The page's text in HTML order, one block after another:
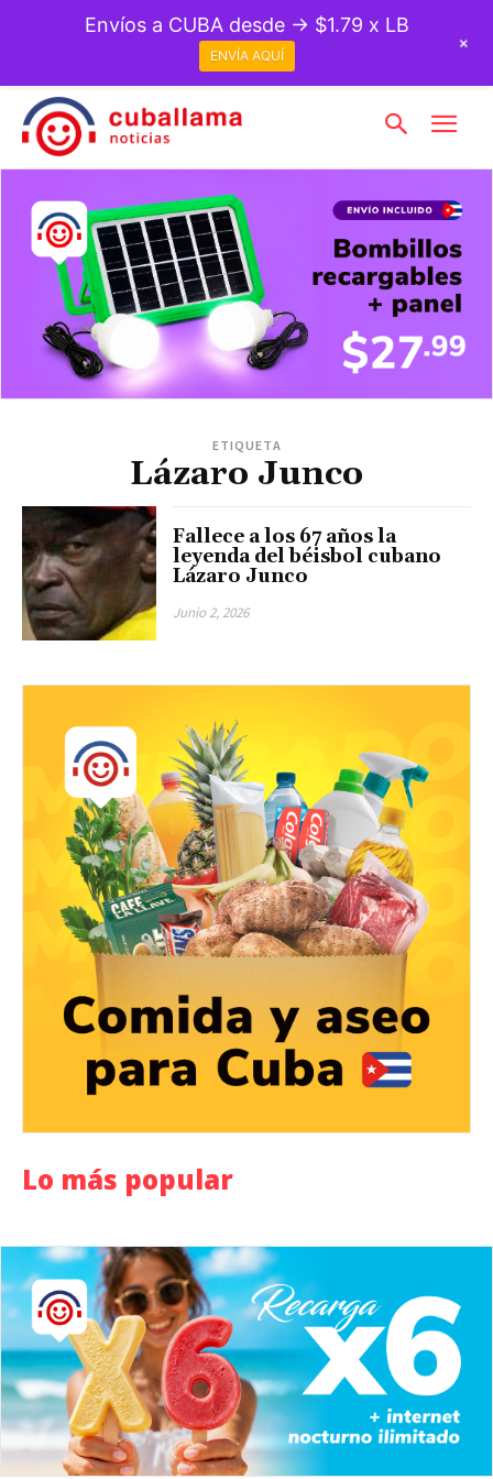
ETIQUETA
Lázaro Junco
Fallece a los 67 años la
leyenda del béisbol cubano
Lázaro Junco
Junio 2, 2026
Lo más popular
Envíos a CUBA desde → $1.79 x LB
ENVÍA AQUÍ
+